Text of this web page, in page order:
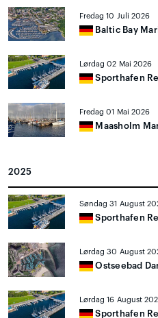
Fredag 10 Juli 2026
Baltic Bay
Lørdag 02 Mai 2026
Sporthafen
Fredag 01 Mai 2026
Maasholm
2025
Søndag 31 August
Sporthafen
Lørdag 30 August
Ostseebad
Lørdag 16 August
Sporthafen